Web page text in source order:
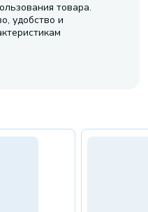
товара.
удобство и